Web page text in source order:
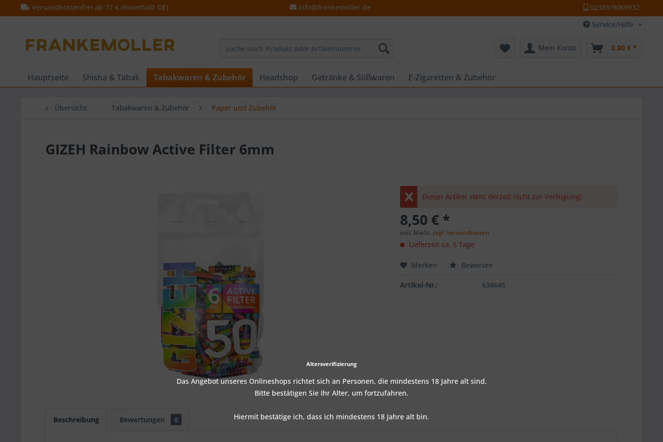
Versandkostenfrei ab 77 € (innerhalb DE) info@frankemoller.de
02389/9069932
Service/Hilfe
Mein Konto 0,00 € *
Hauptseite Shisha & Tabak Tabakwaren & Zubehör Headshop Getränke & Süßwaren E-Zigaretten & Zubehör
Übersicht Tabakwaren & Zubehör Paper und Zubehör
GIZEH Rainbow Active Filter 6mm
Dieser Artikel steht derzeit nicht zur Verfügung!
8,50 € *
inkl. MwSt.zzgl. Versandkosten
Lieferzeit ca. 5 Tage
Merken Bewerten
Artikel-Nr.: 634645
Beschreibung Bewertungen 0
Altersverifizierung
Das Angebot unseres Onlineshops richtet sich an Personen, die mindestens 18 Jahre alt sind.
Bitte bestätigen Sie Ihr Alter, um fortzufahren.
Hiermit bestätige ich, dass ich mindestens 18 Jahre alt bin.